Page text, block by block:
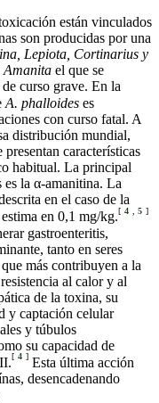
están vinculados
son producidas por una
Lepiota, Cortinarius y
Amanita el que se
curso grave. En la
A. phalloides es
con curso fatal. A
distribución mundial,
características
habitual. La principal
es la α-amanitina. La
en el caso de la
en 0,1 mg/kg.[ 4 5 ]
gastroenteritis,
tanto en seres
más contribuyen a la
al calor y al
de la toxina, su
y captación celular
y túbulos
su capacidad de
[ 4 ] Esta última acción
desencadenando